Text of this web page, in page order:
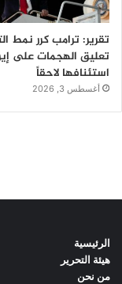
الرئيسية
هيئة التحرير
من نحن